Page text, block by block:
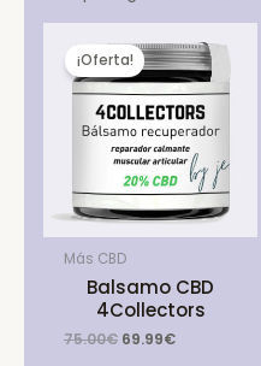
¡Oferta!
Más CBD
Balsamo CBD
4Collectors
75.00€ Original
69.99€Current